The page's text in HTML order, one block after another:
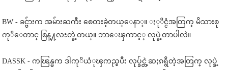
BW - ခင္ဗ်ားက အမ်ားႀကီး စေတးခဲ့တယ္ေနာ္။ ႏုိင္ငံအတြက္ မိသားစု
ကုိေတာင္ စြန္႔လႊတ္ခဲ့တယ္။ ဘာေၾကာင့္ လုပ္ခဲ့တာပါလဲ။
DASSK - ကၽြန္မက ဒါကုိယံုၾကည္ၿပီး လုပ္ခ်င္တဲ့ဆႏၵရွိတဲ့အတြက္ လုပ္ခဲ့